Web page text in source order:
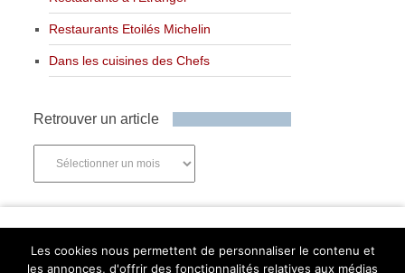
Restaurants Etoilés Michelin
Dans les cuisines des Chefs
Retrouver un article
Les cookies nous permettent de personnaliser le contenu et
les annonces, d'offrir des fonctionnalités relatives aux médias